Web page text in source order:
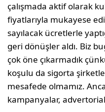
çalışmada aktif olarak
fiyatlarıyla mukayese
sayılacak ücretlerle
geri dönüş­ler aldı. Biz
çok öne çıkarmadık
koşulu da sigorta
mesafede olmamız.
kampanyalar,